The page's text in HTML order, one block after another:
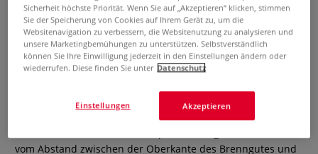
Einbauplatten, eckig
0 Bewertungen
Für Keramik-Brennöfen. Temperaturbeständig bis 1280 °C.
vom Abstand zwischen der Oberkante des Brenngutes und
Sicherheit höchste Priorität. Wenn Sie auf „Akzeptieren“ klicken, stimmen
Sie der Speicherung von Cookies auf Ihrem Gerät zu, um die
Websitenavigation zu verbessern, die Websitenutzung zu analysieren und
unsere Marketingbemühungen zu unterstützen. Selbstverständlich
können Sie Ihre Einwilligung jederzeit in den Einstellungen ändern oder
wiederrufen. Diese finden Sie unter Datenschutz
Akzeptieren
Einstellungen